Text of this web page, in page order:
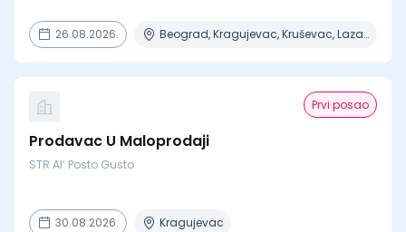
26.08.2026. Beograd, Kragujevac, Kruševac, Lazarevac, Mladenovac + 6 mesta
Prvi posao
Prodavac U Maloprodaji
STR Al‘ Posto Gusto
30.08.2026. Kragujevac